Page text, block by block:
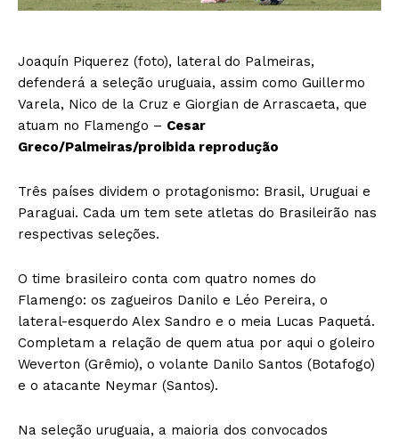
Joaquín Piquerez (foto), lateral do Palmeiras,
defenderá a seleção uruguaia, assim como Guillermo
Varela, Nico de la Cruz e Giorgian de Arrascaeta, que
atuam no Flamengo – Cesar
Greco/Palmeiras/proibida reprodução
Três países dividem o protagonismo: Brasil, Uruguai e
Paraguai. Cada um tem sete atletas do Brasileirão nas
respectivas seleções.
O time brasileiro conta com quatro nomes do
Flamengo: os zagueiros Danilo e Léo Pereira, o
lateral-esquerdo Alex Sandro e o meia Lucas Paquetá.
Completam a relação de quem atua por aqui o goleiro
Weverton (Grêmio), o volante Danilo Santos (Botafogo)
e o atacante Neymar (Santos).
Na seleção uruguaia, a maioria dos convocados